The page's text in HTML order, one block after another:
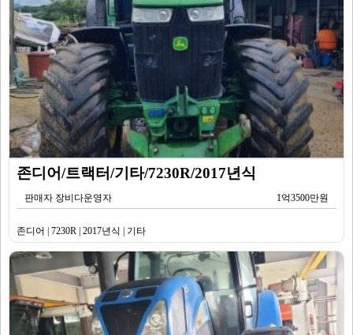
존디어/트랙터/기타/7230R/2017년식
판매자 장비다운영자 1억3500만원
존디어 | 7230R | 2017년식 | 기타